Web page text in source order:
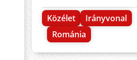
Közélet
Irányvonal
Románia